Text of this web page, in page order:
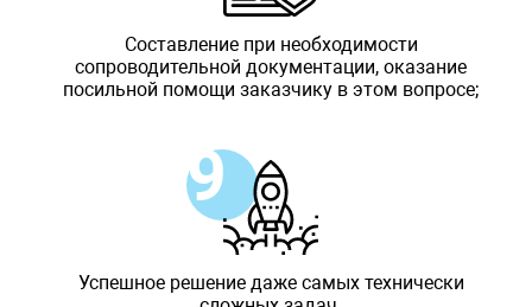
Составление при необходимости
сопроводительной документации, оказание
посильной помощи заказчику в этом вопросе;
Успешное решение даже самых технически